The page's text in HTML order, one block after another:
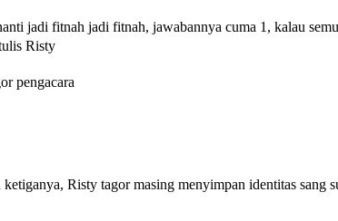
jadi fitnah jadi fitnah, jawabannya cuma 1, kalau
Risty
pengacara
Risty tagor masing menyimpan identitas